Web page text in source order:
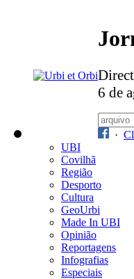
6 de
·
UBI
Covilhã
Região
Desporto
Cultura
GeoUrbi
Made In UBI
Opinião
Reportagens
Infografias
Especiais